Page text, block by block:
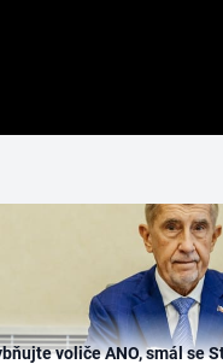
voliče ANO, smál se